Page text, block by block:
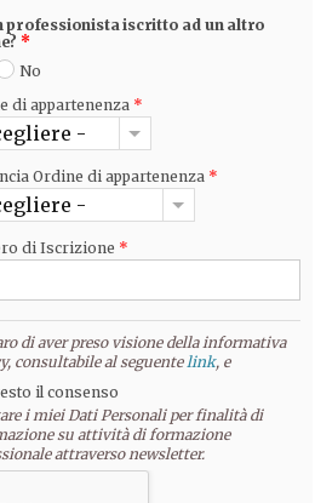
professionista iscritto ad un altro
*
No
di appartenenza *
-
Ordine di appartenenza *
-
di Iscrizione *
di aver preso visione della informativa
consultabile al seguentelink, e
il consenso
i miei Dati Personali per finalità di
su attività di formazione
attraverso newsletter.